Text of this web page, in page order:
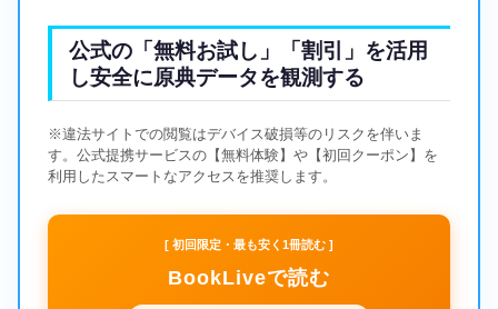
公式の「無料お試し」「割引」を活用
し安全に原典データを観測する
※違法サイトでの閲覧はデバイス破損等のリスクを伴いま
す。公式提携サービスの【無料体験】や【初回クーポン】を
利用したスマートなアクセスを推奨します。
[ 初回限定・最も安く1冊読む ]
BookLiveで読む